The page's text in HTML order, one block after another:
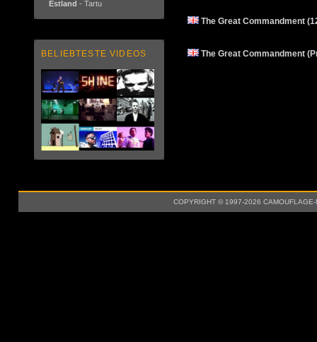
Estland - Tartu
BELIEBTESTE VIDEOS
The Great Commandment
The Great Commandment
COPYRIGHT © 1997-2026 CAMOUFLAGE-